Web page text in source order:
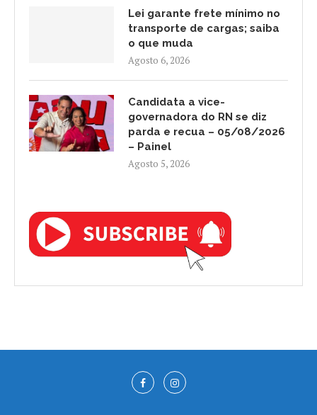
Lei garante frete mínimo no
transporte de cargas; saiba
o que muda
Agosto 6, 2026
Candidata a vice-
governadora do RN se diz
parda e recua – 05/08/2026
– Painel
Agosto 5, 2026